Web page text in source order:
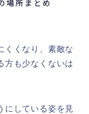
くくなり、素敵な
方も少なくないは
にしている姿を見